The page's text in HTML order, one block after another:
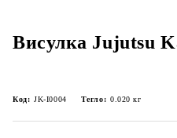
Висулка Jujutsu
Код: JK-I0004 Тегло: 0.020 кг